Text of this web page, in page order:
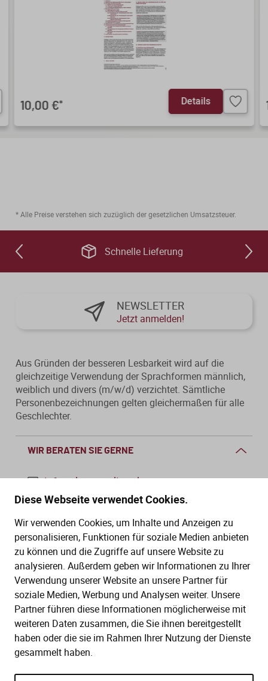
Diese Webseite verwendet Cookies.
Wir verwenden Cookies, um Inhalte und Anzeigen zu
personalisieren, Funktionen für soziale Medien anbieten
zu können und die Zugriffe auf unsere Website zu
analysieren. Außerdem geben wir Informationen zu Ihrer
Verwendung unserer Website an unsere Partner für
soziale Medien, Werbung und Analysen weiter. Unsere
Partner führen diese Informationen möglicherweise mit
weiteren Daten zusammen, die Sie ihnen bereitgestellt
haben oder die sie im Rahmen Ihrer Nutzung der Dienste
gesammelt haben.
10,00 €* Details
* Alle Preise verstehen sich zuzüglich der gesetzlichen Umsatzsteuer.
Schnelle Lieferung
WIR BERATEN SIE GERNE
info@dws-medien.de
Mo.–Do. 08:00–16:00 Uhr
Fr. 08:00–13:30 Uhr
SERVICE
Hilfe (FAQ)
Gesetze
Kontakt
KAUF UND BESTELLUNG
Versand und Lieferung
NEWSLETTER
Jetzt anmelden!
Aus Gründen der besseren Lesbarkeit wird auf die
gleichzeitige Verwendung der Sprachformen männlich,
weiblich und divers (m/w/d) verzichtet. Sämtliche
Personenbezeichnungen gelten gleichermaßen für alle
Geschlechter.